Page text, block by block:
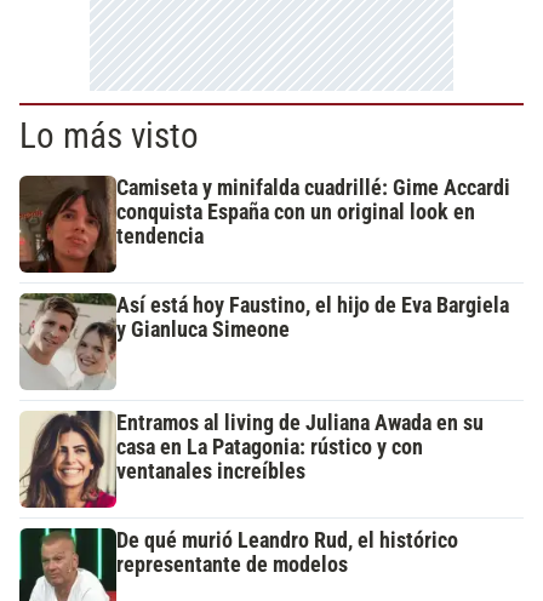
Lo más visto
Camiseta y minifalda cuadrillé: Gime Accardi
conquista España con un original look en
tendencia
Así está hoy Faustino, el hijo de Eva Bargiela
y Gianluca Simeone
Entramos al living de Juliana Awada en su
casa en La Patagonia: rústico y con
ventanales increíbles
De qué murió Leandro Rud, el histórico
representante de modelos